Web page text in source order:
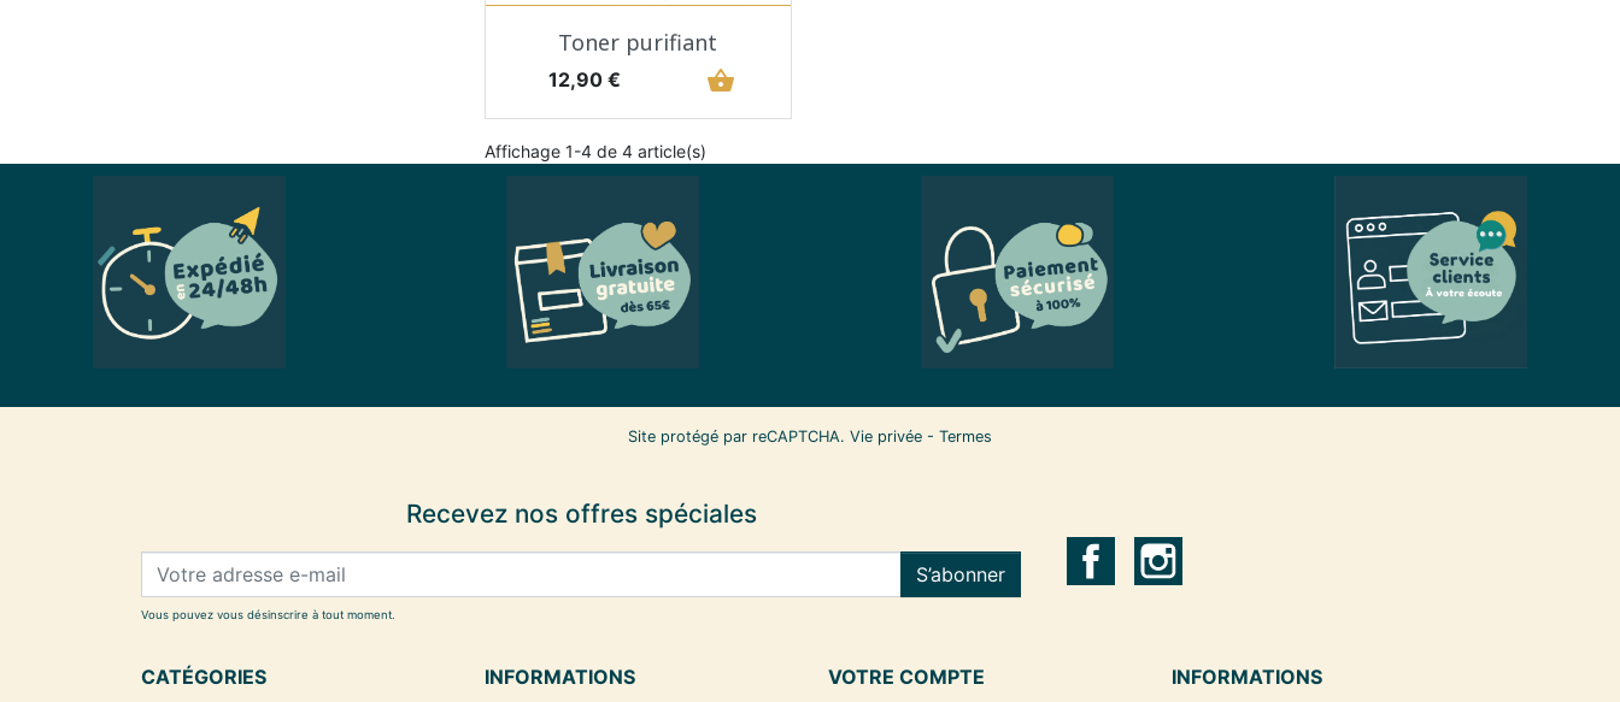
Aperçu rapide
Toner purifiant
Prix
12,90 € shopping_basket
Affichage 1-4 de 4 article(s)
Site protégé par reCAPTCHA. Vie privée - Termes
Recevez nos offres spéciales
S’abonner
Vous pouvez vous désinscrire à tout moment.
CATÉGORIES INFORMATIONS VOTRE COMPTE INFORMATIONS